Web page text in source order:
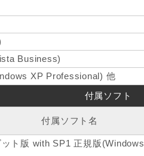
Business)
XP Professional) 他
付属ソフト
付属ソフト名
ト版 with SP1 正規版